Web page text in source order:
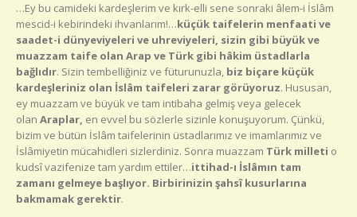
…Ey bu camideki kardeşlerim ve kırk-elli sene sonraki âlem-i İslâm
mescid-i kebirindeki ihvanlarım!…küçük taifelerin menfaati ve
saadet-i dünyeviyeleri ve uhreviyeleri, sizin gibi büyük ve
muazzam taife olan Arap ve Türk gibi hâkim üstadlarla
bağlıdır. Sizin tembelliğiniz ve füturunuzla, biz biçare küçük
kardeşleriniz olan İslâm taifeleri zarar görüyoruz. Hususan,
ey muazzam ve büyük ve tam intibaha gelmiş veya gelecek
olan Araplar, en evvel bu sözlerle sizinle konuşuyorum. Çünkü,
bizim ve bütün İslâm taifelerinin üstadlarımız ve imamlarımız ve
İslâmiyetin mücahidleri sizlerdiniz. Sonra muazzam Türk milleti o
kudsî vazifenize tam yardım ettiler…ittihad-ı İslâmın tam
zamanı gelmeye başlıyor. Birbirinizin şahsî kusurlarına
bakmamak gerektir.